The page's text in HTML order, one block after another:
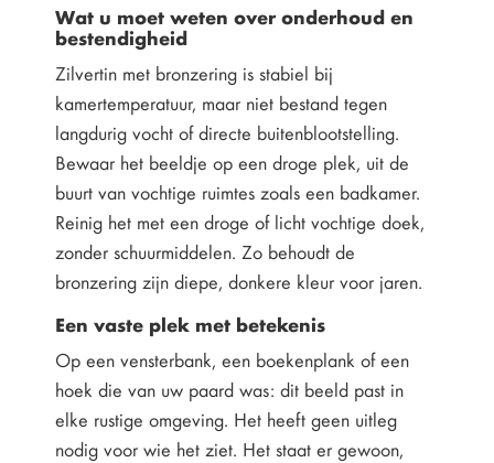
Wat u moet weten over onderhoud en
bestendigheid
Zilvertin met bronzering is stabiel bij
kamertemperatuur, maar niet bestand tegen
langdurig vocht of directe buitenblootstelling.
Bewaar het beeldje op een droge plek, uit de
buurt van vochtige ruimtes zoals een badkamer.
Reinig het met een droge of licht vochtige doek,
zonder schuurmiddelen. Zo behoudt de
bronzering zijn diepe, donkere kleur voor jaren.
Een vaste plek met betekenis
Op een vensterbank, een boekenplank of een
hoek die van uw paard was: dit beeld past in
elke rustige omgeving. Het heeft geen uitleg
nodig voor wie het ziet. Het staat er gewoon,